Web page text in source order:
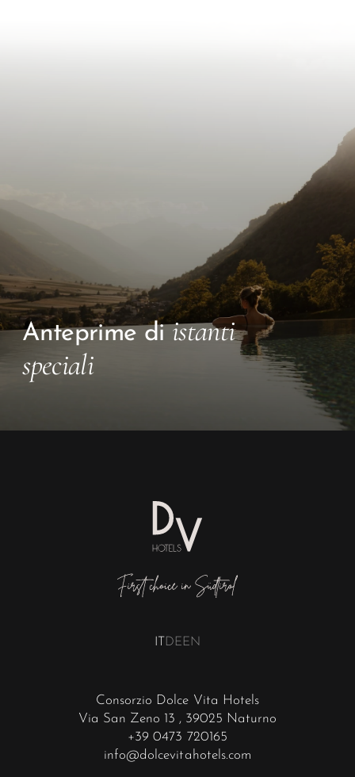
Anteprime di istanti
speciali
Consorzio Dolce Vita Hotels
Via San Zeno 13 , 39025 Naturno
+39 0473 720165
info@dolcevitahotels.com
ITDEEN